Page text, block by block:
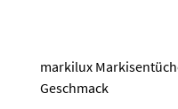
markilux
Geschmack